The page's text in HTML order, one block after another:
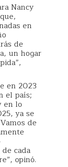
Nancy
en
de
un hogar
en 2023
el país;
en lo
ya se
de
cada
opinó.